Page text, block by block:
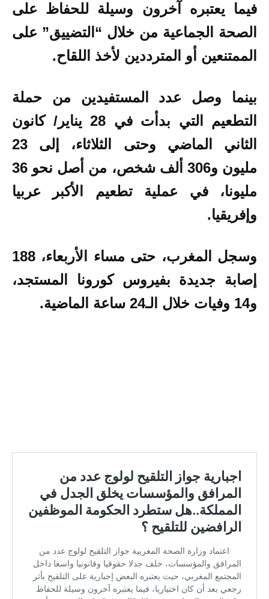
فيما يعتبره آخرون وسيلة للحفاظ على
الصحة الجماعية من خلال “التضييق” على
الممتنعين أو المترددين لأخذ اللقاح.
بينما وصل عدد المستفيدين من حملة
التطعيم التي بدأت في 28 يناير/ كانون
الثاني الماضي وحتى الثلاثاء، إلى 23
مليون و306 ألف شخص، من أصل نحو 36
مليونا، في عملية تطعيم الأكبر عربيا
وإفريقيا.​​​​​​​
وسجل المغرب، حتى مساء الأربعاء، 188
إصابة جديدة بفيروس كورونا المستجد،
و14 وفيات
خلال الـ24 ساعة الماضية.